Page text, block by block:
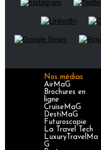
Nos médias
AirMaG
Brochures en
ligne
CruiseMaG
DestiMaG
Futuroscopie
La Travel Tech
LuxuryTravelMa
G